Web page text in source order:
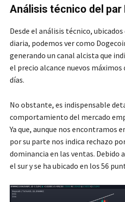
Análisis técnico del par
Desde el análisis técnico,
diaria, podemos ver como
generando un canal alcista que
el precio alcance nuevos
días.
No obstante, es indispensable
comportamiento del mercado
Ya que, aunque nos encontramos
por su parte nos indica rechazo
dominancia en las ventas. Debido
el sur y se ha ubicado en los 56